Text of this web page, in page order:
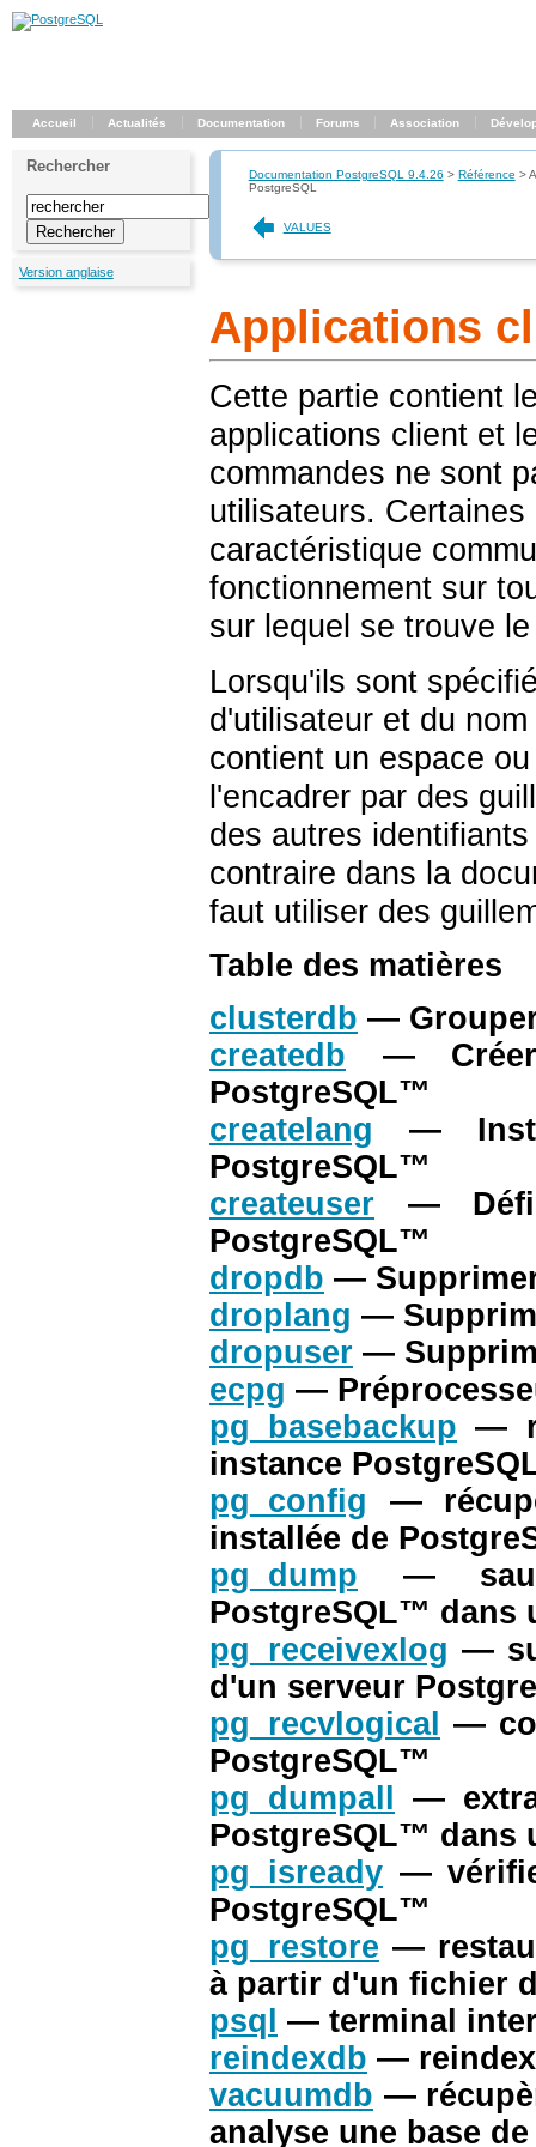
Accueil Actualités Documentation Forums Association
Rechercher
Version anglaise
Documentation PostgreSQL 9.4.26 > Référence >
PostgreSQL
VALUES
Applications
Cette partie contient
applications client et
commandes ne sont
utilisateurs.
caractéristique
fonctionnement sur
sur lequel se trouve
Lorsqu'ils sont
d'utilisateur et du
contient un espace
l'encadrer par des
des autres
contraire dans la
faut utiliser des
Table des matières
clusterdb —
createdb
—
PostgreSQL™
createlang
—
PostgreSQL™
createuser
—
PostgreSQL™
dropdb —
droplang —
dropuser —
ecpg —
pg_basebackup —
instance
pg_config
—
installée de
pg_dump
—
PostgreSQL™ dans
pg_receivexlog —
d'un serveur
pg_recvlogical —
PostgreSQL™
pg_dumpall
—
PostgreSQL™ dans
pg_isready —
PostgreSQL™
pg_restore —
à partir d'un fichier
psql — terminal
reindexdb —
vacuumdb —
analyse une base